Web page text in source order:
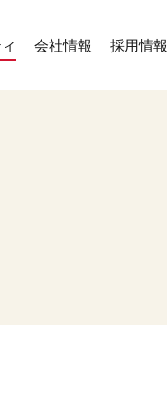
会社情報 採用情報